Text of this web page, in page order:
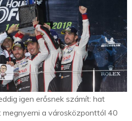
igen erősnek számít: hat
megnyerni a városközponttól 40